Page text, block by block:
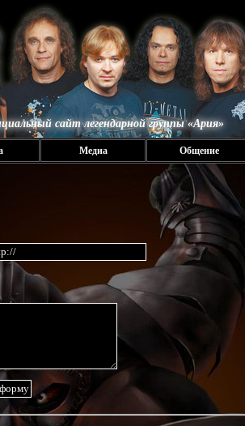
сайт легендарной группы «Ария»
Медиа Общение